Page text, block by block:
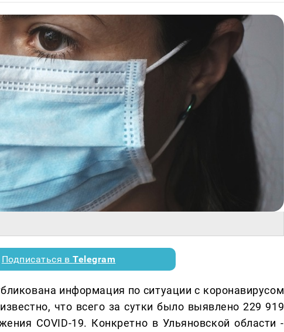
Подписаться вTelegram
информация по ситуации с коронавирусом
что всего за сутки было выявлено 229 919
COVID-19. Конкретно в Ульяновской области -